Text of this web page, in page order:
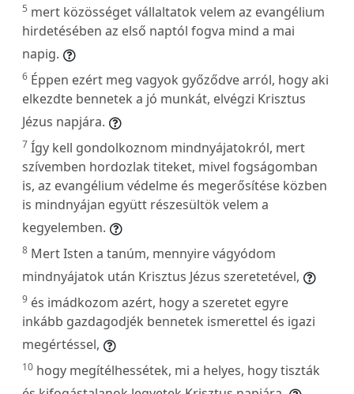
5 mert közösséget vállaltatok velem az evangélium
hirdetésében az első naptól fogva mind a mai
napig.
6 Éppen ezért meg vagyok győződve arról, hogy aki
elkezdte bennetek a jó munkát, elvégzi Krisztus
Jézus napjára.
7 Így kell gondolkoznom mindnyájatokról, mert
szívemben hordozlak titeket, mivel fogságomban
is, az evangélium védelme és megerősítése közben
is mindnyájan együtt részesültök velem a
kegyelemben.
8 Mert Isten a tanúm, mennyire vágyódom
mindnyájatok után Krisztus Jézus szeretetével,
9 és imádkozom azért, hogy a szeretet egyre
inkább gazdagodjék bennetek ismerettel és igazi
megértéssel,
10 hogy megítélhessétek, mi a helyes, hogy tiszták